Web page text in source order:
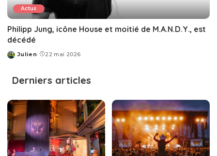
Actus
Philipp Jung, icône House et moitié de M.A.N.D.Y., est
décédé
Posted
Julien 22 mai 2026
Derniers articles